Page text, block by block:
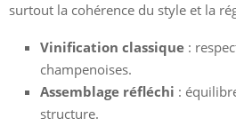
surtout la cohérence du style et la
Vinification classique :
champenoises.
Assemblage réfléchi :
structure.